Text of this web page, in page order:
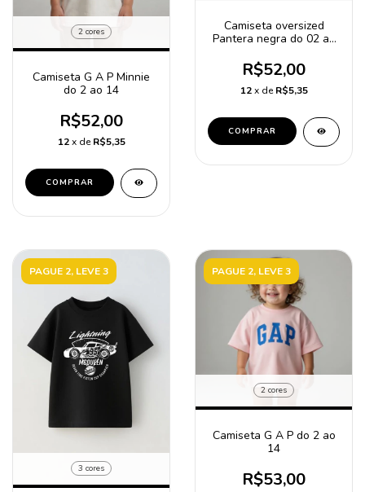
2 cores
Camiseta G A P Minnie
do 2 ao 14
R$52,00
12 x deR$5,35
COMPRAR
Camiseta oversized
Pantera negra do 02 ao
R$52,00
12 x deR$5,35
COMPRAR
PAGUE 2, LEVE 3
3 cores
PAGUE 2, LEVE 3
2 cores
Camiseta G A P do 2 ao
14
R$53,00